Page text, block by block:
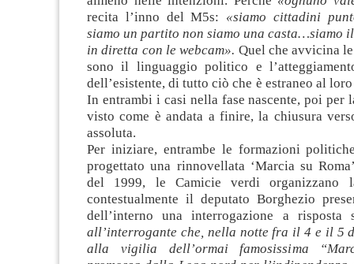
recita l’inno del M5s: «siamo cittadini
siamo un partito non siamo una casta…siamo
in diretta con le webcam». Quel che avvicina
sono il linguaggio politico e
dell’esistente, di tutto ciò che è estraneo al
In entrambi i casi nella fase nascente, poi per
visto come è andata a finire, la chiusura
assoluta.
Per iniziare, entrambe le formazioni
progettato una rinnovellata ‘Marcia su
del 1999, le Camicie verdi organizzano
contestualmente il deputato Borghezio
dell’interno una interrogazione a
all’interrogante che, nella notte fra il 4 e il 5
alla vigilia dell’ormai famosissima